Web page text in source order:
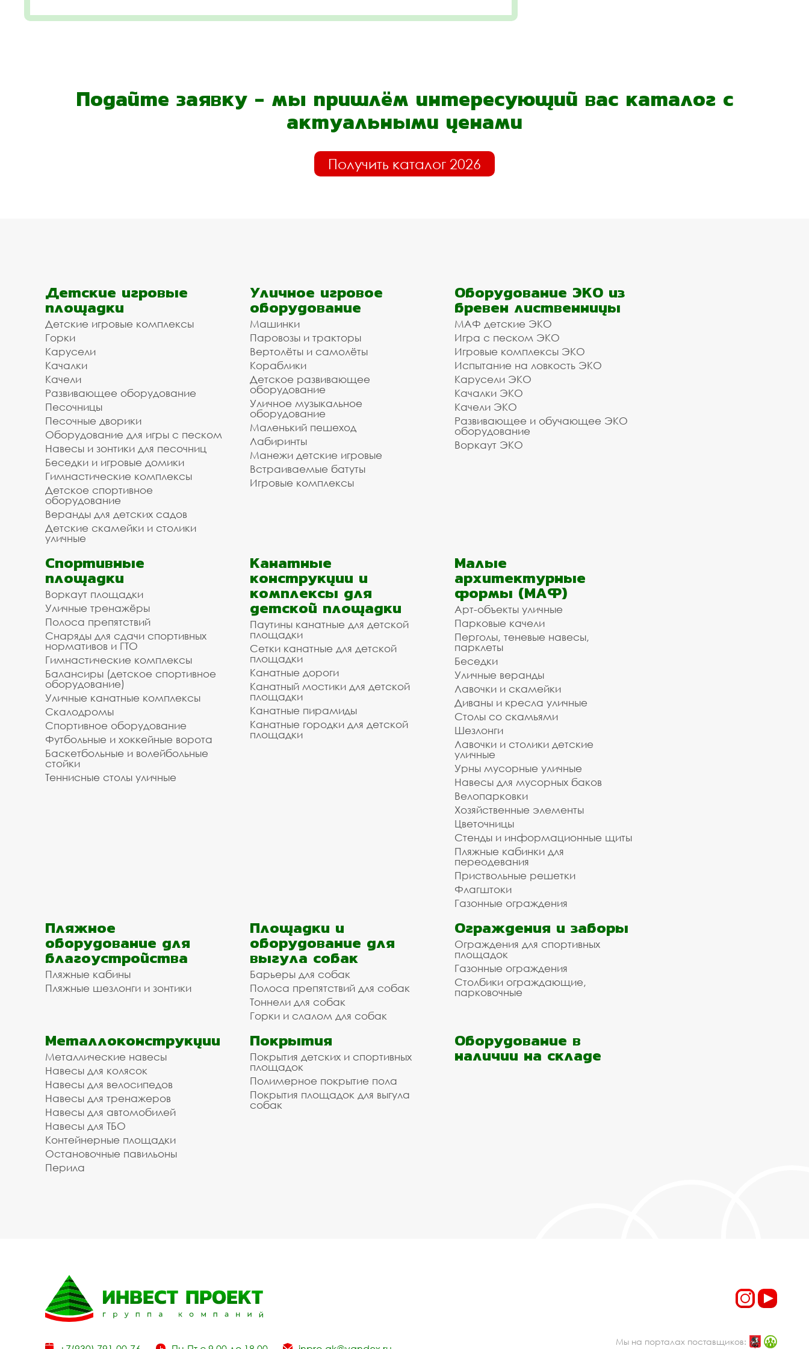
Подайте заявку - мы пришлём интересующий вас каталог с
актуальными ценами
Получить каталог 2026
Детские игровые
площадки
Детские игровые комплексы
Горки
Карусели
Качалки
Качели
Развивающее оборудование
Песочницы
Песочные дворики
Оборудование для игры с песком
Навесы и зонтики для песочниц
Беседки и игровые домики
Гимнастические комплексы
Детское спортивное
оборудование
Веранды для детских садов
Детские скамейки и столики
уличные
Уличное игровое
оборудование
Машинки
Паровозы и тракторы
Вертолёты и самолёты
Кораблики
Детское развивающее
оборудование
Уличное музыкальное
оборудование
Маленький пешеход
Лабиринты
Манежи детские игровые
Встраиваемые батуты
Игровые комплексы
Оборудование ЭКО из
бревен лиственницы
МАФ детские ЭКО
Игра с песком ЭКО
Игровые комплексы ЭКО
Испытание на ловкость ЭКО
Карусели ЭКО
Качалки ЭКО
Качели ЭКО
Развивающее и обучающее ЭКО
оборудование
Воркаут ЭКО
Спортивные
площадки
Воркаут площадки
Уличные тренажёры
Полоса препятствий
Снаряды для сдачи спортивных
нормативов и ГТО
Гимнастические комплексы
Балансиры (детское спортивное
оборудование)
Уличные канатные комплексы
Скалодромы
Спортивное оборудование
Футбольные и хоккейные ворота
Баскетбольные и волейбольные
стойки
Теннисные столы уличные
Канатные
конструкции и
комплексы для
детской площадки
Паутины канатные для детской
площадки
Сетки канатные для детской
площадки
Канатные дороги
Канатный мостики для детской
площадки
Канатные пирамиды
Канатные городки для детской
площадки
Малые
архитектурные
формы (МАФ)
Арт-объекты уличные
Парковые качели
Перголы, теневые навесы,
парклеты
Беседки
Уличные веранды
Лавочки и скамейки
Диваны и кресла уличные
Столы со скамьями
Шезлонги
Лавочки и столики детские
уличные
Урны мусорные уличные
Навесы для мусорных баков
Велопарковки
Хозяйственные элементы
Цветочницы
Стенды и информационные щиты
Пляжные кабинки для
переодевания
Приствольные решетки
Флагштоки
Газонные ограждения
Пляжное
оборудование для
благоустройства
Пляжные кабины
Пляжные шезлонги и зонтики
Площадки и
оборудование для
выгула собак
Барьеры для собак
Полоса препятствий для собак
Тоннели для собак
Горки и слалом для собак
Ограждения и заборы
Ограждения для спортивных
площадок
Газонные ограждения
Столбики ограждающие,
парковочные
Металлоконструкции
Металлические навесы
Навесы для колясок
Навесы для велосипедов
Навесы для тренажеров
Навесы для автомобилей
Навесы для ТБО
Контейнерные площадки
Остановочные павильоны
Перила
Покрытия
Покрытия детских и спортивных
площадок
Полимерное покрытие пола
Покрытия площадок для выгула
собак
Оборудование в
наличии на складе
Мы на порталах поставщиков: